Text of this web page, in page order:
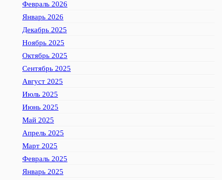
Февраль 2026
Январь 2026
Декабрь 2025
Ноябрь 2025
Октябрь 2025
Сентябрь 2025
Август 2025
Июль 2025
Июнь 2025
Май 2025
Апрель 2025
Март 2025
Февраль 2025
Январь 2025